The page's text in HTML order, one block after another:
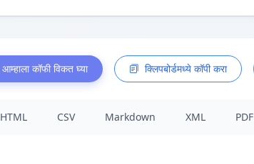
आम्हाला कॉफी विकत घ्या क्लिपबोर्डमध्ये कॉपी करा
HTML CSV Markdown XML PDF